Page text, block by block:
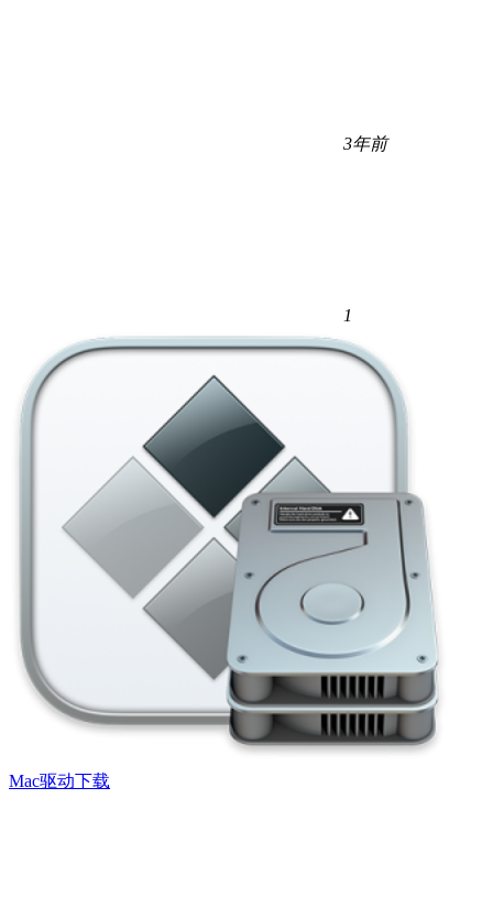
3年前
1
Mac驱动下载